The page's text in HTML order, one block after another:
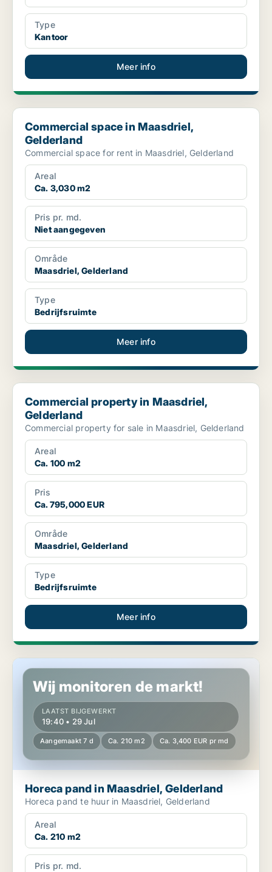
Type
Kantoor
Meer info
Commercial space in Maasdriel, Gelderland
Commercial space in Maasdriel,
Gelderland
Commercial space for rent in Maasdriel, Gelderland
Areal
Ca. 3,030 m2
Pris pr. md.
Niet aangegeven
Område
Maasdriel, Gelderland
Type
Bedrijfsruimte
Meer info
Commercial property in Maasdriel, Gelderland
Commercial property in Maasdriel,
Gelderland
Commercial property for sale in Maasdriel, Gelderland
Areal
Ca. 100 m2
Pris
Ca. 795,000 EUR
Område
Maasdriel, Gelderland
Type
Bedrijfsruimte
Meer info
Horeca pand in Maasdriel, Gelderland
Wij monitoren de markt!
LAATST BIJGEWERKT
19:40 • 29 Jul
Aangemaakt 7 d Ca. 210 m2 Ca. 3,400 EUR pr md
Horeca pand in Maasdriel, Gelderland
Horeca pand te huur in Maasdriel, Gelderland
Areal
Ca. 210 m2
Pris pr. md.